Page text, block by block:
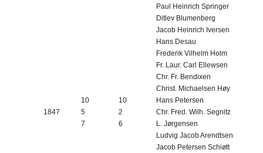
Paul Heinrich Springer
Ditlev Blumenberg
Jacob Heinrich Iversen
Hans Desau
Frederik Vilhelm Holm
Fr. Laur. Carl Ellewsen
Chr. Fr. Bendixen
Christ. Michaelsen Høy
10
10
Hans Petersen
1847
5 2
Chr. Fred. Wilh. Segnitz
7
6
L. Jørgensen
Ludvig Jacob Arendtsen
Jacob Petersen Schiøtt